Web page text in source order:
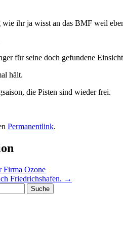
wie ihr ja wisst an das BMF weil
für seine doch gefundene
hält.
die Pisten sind wieder frei.
Permanentlink.
Firma Ozone
Friedrichshafen. →